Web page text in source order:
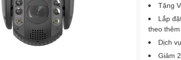
Tặng
Lắp
theo
Dịch
Giảm